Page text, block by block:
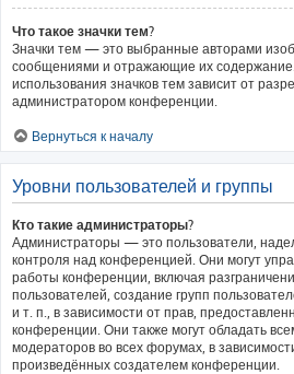
Что такое значки тем?
Значки тем — это выбранные авторами
сообщениями и отражающие их
использования значков тем зависит от
администратором конференции.
Вернуться к началу
Уровни пользователей и группы
Кто такие администраторы?
Администраторы — это пользователи,
контроля над конференцией. Они могут
работы конференции, включая
пользователей, создание групп
и т. п., в зависимости от прав,
конференции. Они также могут обладать
модераторов во всех форумах, в
произведённых создателем конференции.